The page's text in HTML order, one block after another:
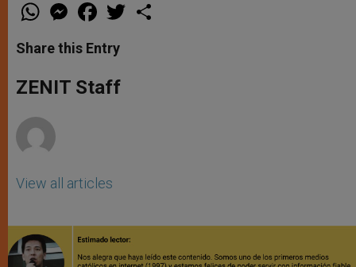
W
t
s
p
p
M
e
s
e
g
e
F
a
e
b
o
k
w
Share this Entry
ZENIT Staff
View all articles